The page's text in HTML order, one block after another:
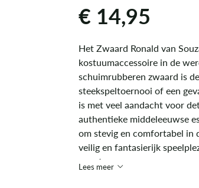
€ 14,95
Het Zwaard Ronald van
kostuumaccessoire in de
schuimrubberen zwaard is
steekspeltoernooi of een
is met veel aandacht voor
authentieke middeleeuwse
om stevig en comfortabel in
veilig en fantasierijk
avonturen.
Lees meer